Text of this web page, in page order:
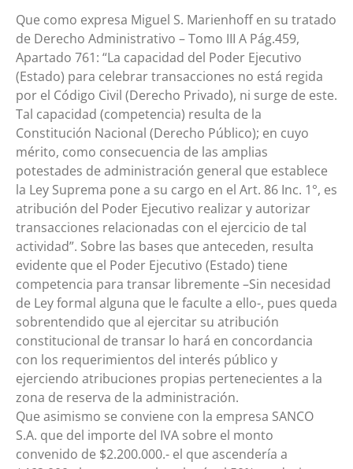
Que como expresa Miguel S. Marienhoff en su tratado
de Derecho Administrativo – Tomo III A Pág.459,
Apartado 761: “La capacidad del Poder Ejecutivo
(Estado) para celebrar transacciones no está regida
por el Código Civil (Derecho Privado), ni surge de este.
Tal capacidad (competencia) resulta de la
Constitución Nacional (Derecho Público); en cuyo
mérito, como consecuencia de las amplias
potestades de administración general que establece
la Ley Suprema pone a su cargo en el Art. 86 Inc. 1°, es
atribución del Poder Ejecutivo realizar y autorizar
transacciones relacionadas con el ejercicio de tal
actividad”. Sobre las bases que anteceden, resulta
evidente que el Poder Ejecutivo (Estado) tiene
competencia para transar libremente –Sin necesidad
de Ley formal alguna que le faculte a ello-, pues queda
sobrentendido que al ejercitar su atribución
constitucional de transar lo hará en concordancia
con los requerimientos del interés público y
ejerciendo atribuciones propias pertenecientes a la
zona de reserva de la administración.
Que asimismo se conviene con la empresa SANCO
S.A. que del importe del IVA sobre el monto
convenido de $2.200.000.- el que ascendería a